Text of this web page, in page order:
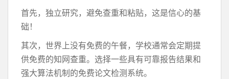
首先，独立研究，避免查重和粘贴，这是信心的基
础！
其次，世界上没有免费的午餐，学校通常会定期提
供免费的知网查重。选择一些具有可靠报告结果和
强大算法机制的免费论文检测系统。